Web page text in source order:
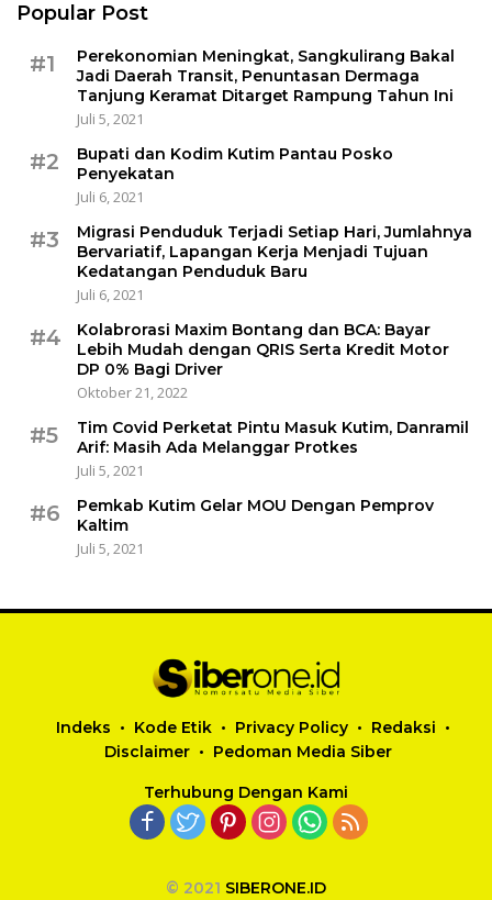
Popular Post
#1
Perekonomian Meningkat, Sangkulirang Bakal
Jadi Daerah Transit, Penuntasan Dermaga
Tanjung Keramat Ditarget Rampung Tahun Ini
Juli 5, 2021
#2
Bupati dan Kodim Kutim Pantau Posko
Penyekatan
Juli 6, 2021
#3
Migrasi Penduduk Terjadi Setiap Hari, Jumlahnya
Bervariatif, Lapangan Kerja Menjadi Tujuan
Kedatangan Penduduk Baru
Juli 6, 2021
#4
Kolabrorasi Maxim Bontang dan BCA: Bayar
Lebih Mudah dengan QRIS Serta Kredit Motor
DP 0% Bagi Driver
Oktober 21, 2022
#5
Tim Covid Perketat Pintu Masuk Kutim, Danramil
Arif: Masih Ada Melanggar Protkes
Juli 5, 2021
#6
Pemkab Kutim Gelar MOU Dengan Pemprov
Kaltim
Juli 5, 2021
Indeks Kode Etik Privacy Policy
Redaksi
Disclaimer
Pedoman Media Siber
Terhubung Dengan Kami
© 2021 SIBERONE.ID